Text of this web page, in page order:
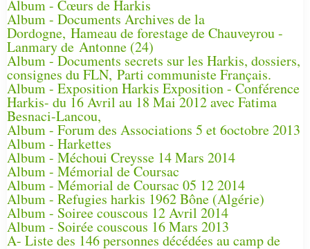
Album - Cœurs de Harkis
Album - Documents Archives de la
Dordogne, Hameau de forestage de Chauveyrou -
Lanmary de Antonne (24)
Album - Documents secrets sur les Harkis, dossiers,
consignes du FLN, Parti communiste Français.
Album - Exposition Harkis Exposition - Conférence
Harkis- du 16 Avril au 18 Mai 2012 avec Fatima
Besnaci-Lancou,
Album - Forum des Associations 5 et 6octobre 2013
Album - Harkettes
Album - Méchoui Creysse 14 Mars 2014
Album - Mémorial de Coursac
Album - Mémorial de Coursac 05 12 2014
Album - Refugies harkis 1962 Bône (Algérie)
Album - Soiree couscous 12 Avril 2014
Album - Soirée couscous 16 Mars 2013
A- Liste des 146 personnes décédées au camp de